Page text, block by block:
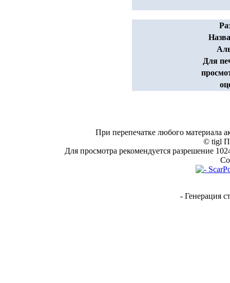
Для
При перепечатке любого материала
© tigl
Для просмотра рекомендуется разрешение
- Генерация